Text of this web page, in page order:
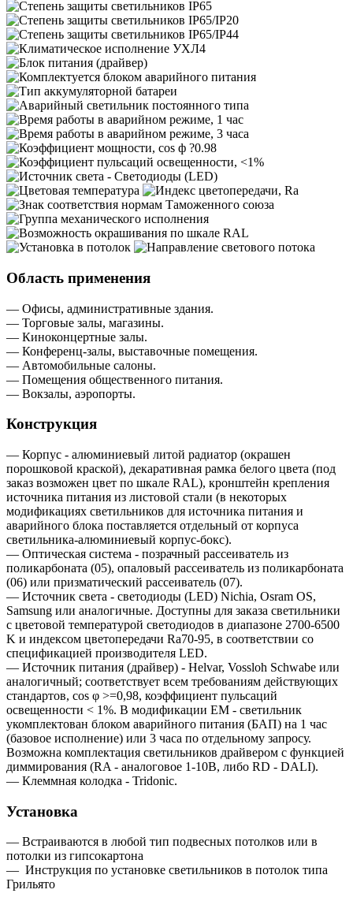
Область применения
— Офисы, административные здания.
— Торговые залы, магазины.
— Киноконцертные залы.
— Конференц-залы, выставочные помещения.
— Автомобильные салоны.
— Помещения общественного питания.
— Вокзалы, аэропорты.
Конструкция
— Корпус - алюминиевый литой радиатор (окрашен
порошковой краской), декаративная рамка белого цвета (под
заказ возможен цвет по шкале RAL), кронштейн крепления
источника питания из листовой стали (в некоторых
модификациях светильников для источника питания и
аварийного блока поставляется отдельный от корпуса
светильника-алюминиевый корпус-бокс).
— Оптическая система - позрачный рассеиватель из
поликарбоната (05), опаловый рассеиватель из поликарбоната
(06) или призматический рассеиватель (07).
— Источник света - светодиоды (LED) Nichia, Osram OS,
Samsung или аналогичные. Доступны для заказа светильники
с цветовой температурой светодиодов в диапазоне 2700-6500
K и индексом цветопередачи Ra70-95, в соответствии со
спецификацией производителя LED.
— Источник питания (драйвер) - Helvar, Vossloh Schwabe или
аналогичный; соответствует всем требованиям действующих
стандартов, cos φ >=0,98, коэффициент пульсаций
освещенности < 1%. В модификации EM - светильник
укомплектован блоком аварийного питания (БАП) на 1 час
(базовое исполнение) или 3 часа по отдельному запросу.
Возможна комплектация светильников драйвером c функцией
диммирования (RA - аналоговое 1-10В, либо RD - DALI).
— Клеммная колодка - Tridonic.
Установка
— Встраиваются в любой тип подвесных потолков или в
потолки из гипсокартона
— Инструкция по установке светильников в потолок типа
Грильято